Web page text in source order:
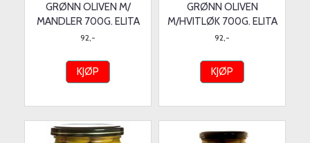
GRØNN OLIVEN M/
MANDLER 700G. ELITA
92,-
KJØP
GRØNN OLIVEN
M/HVITLØK 700G. ELITA
92,-
KJØP